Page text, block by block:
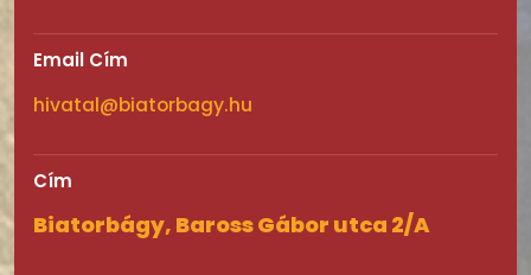
Email Cím
hivatal@biatorbagy.hu
Cím
Biatorbágy, Baross Gábor utca 2/A